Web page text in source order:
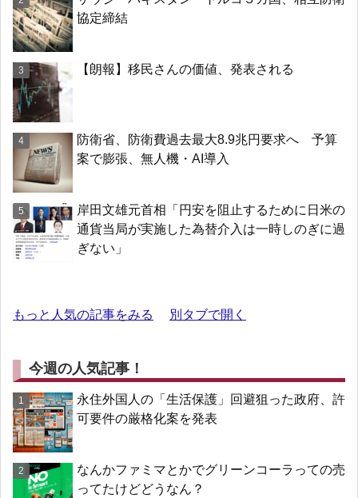
協定締結
【朗報】移民さんの価値、発表される
防衛省、防衛費過去最大8.9兆円要求へ 予算
案で膨張、無人機・AI導入
岸田文雄元首相「円安を阻止するために日米の
通貨当局が実施した為替介入は一時しのぎに過
ぎない」
もっと人気の記事をみる 別タブで開く
今週の人気記事！
永住外国人の「生活保護」回避狙った政府、許
可要件の厳格化案を発表
なんかファミマとかでグリーンコーラっての売
ってたけどどうなん？